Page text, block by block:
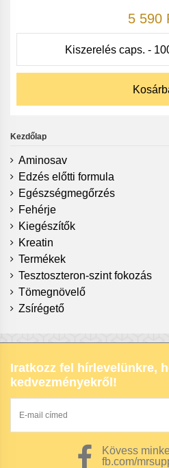
5 590
Kezdőlap
Aminosav
Edzés előtti formula
Egészségmegőrzés
Fehérje
Kiegészítők
Kreatin
Termékek
Tesztoszteron-szint fokozás
Tömegnövelő
Zsírégető
Iratkozz fel hírlevelünkre,
kedvezményekről!
Kövess
fb.com/